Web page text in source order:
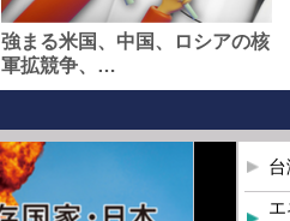
強まる米国、中国、ロシアの核
軍拡競争、…